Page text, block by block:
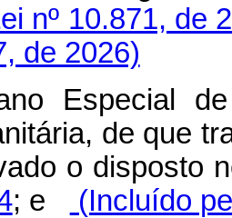
nº 10.871, de
de 2026)
Especial
de que
o disposto
; e
(Incluído